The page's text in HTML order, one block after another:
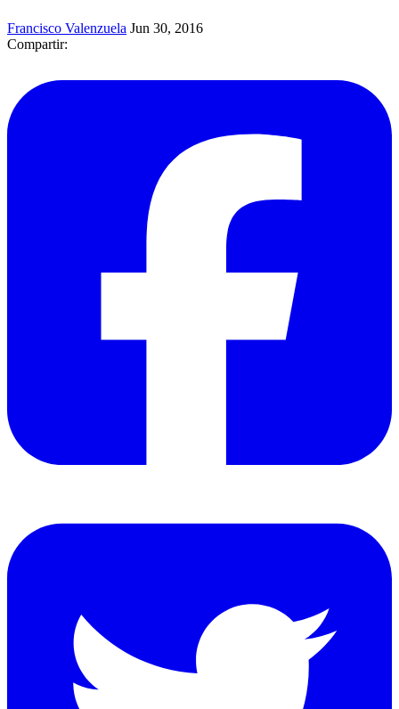
Francisco Valenzuela Jun 30, 2016
Compartir: